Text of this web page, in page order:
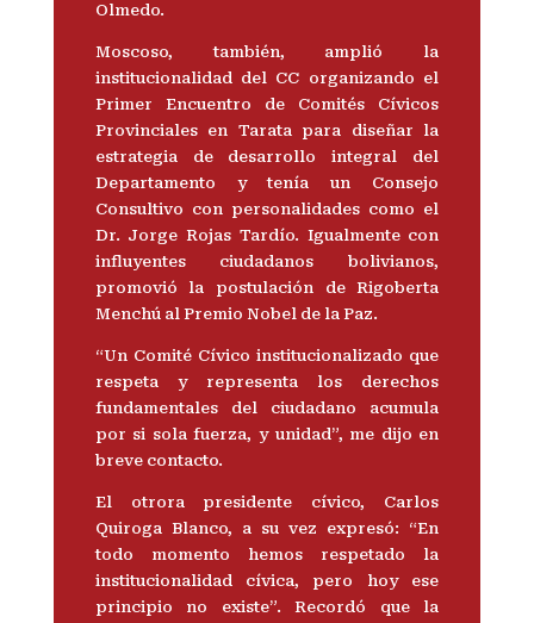
Olmedo.
Moscoso, también, amplió la
institucionalidad del CC organizando el
Primer Encuentro de Comités Cívicos
Provinciales en Tarata para diseñar la
estrategia de desarrollo integral del
Departamento y tenía un Consejo
Consultivo con personalidades como el
Dr. Jorge Rojas Tardío. Igualmente con
influyentes ciudadanos bolivianos,
promovió la postulación de Rigoberta
Menchú al Premio Nobel de la Paz.
“Un Comité Cívico institucionalizado que
respeta y representa los derechos
fundamentales del ciudadano acumula
por si sola fuerza, y unidad”, me dijo en
breve contacto.
El otrora presidente cívico, Carlos
Quiroga Blanco, a su vez expresó: “En
todo momento hemos respetado la
institucionalidad cívica, pero hoy ese
principio no existe”. Recordó que la